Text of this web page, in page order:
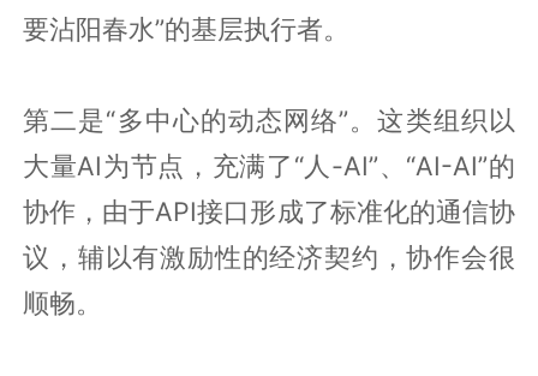
要沾阳春水”的基层执行者。
第二是“多中心的动态网络”。这类组织以
大量AI为节点，充满了“人-AI”、“AI-AI”的
协作，由于API接口形成了标准化的通信协
议，辅以有激励性的经济契约，协作会很
顺畅。